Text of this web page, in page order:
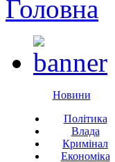
Новини
Політика
Влада
Кримінал
Економіка